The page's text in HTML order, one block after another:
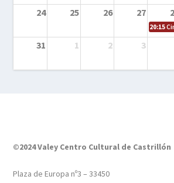
24 25 26 27
20:15
31 1 2 3
©2024 Valey Centro Cultural de Castrillón
Plaza de Europa nº3 – 33450